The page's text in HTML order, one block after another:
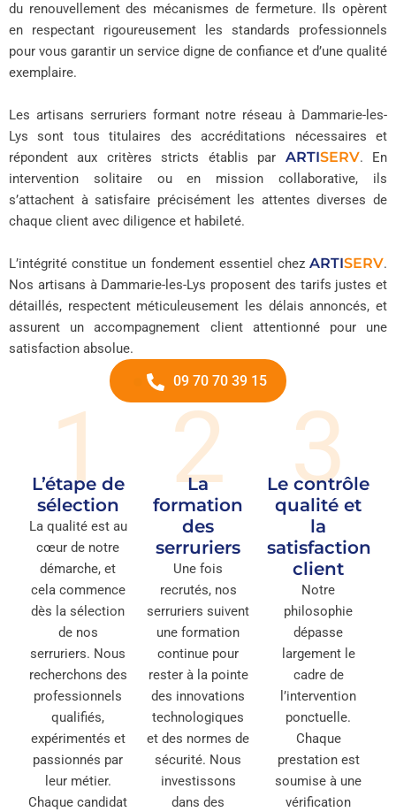
du renouvellement des mécanismes de fermeture. Ils opèrent
en respectant rigoureusement les standards professionnels
pour vous garantir un service digne de confiance et d’une qualité
exemplaire.
Les artisans serruriers formant notre réseau à Dammarie-les-
Lys sont tous titulaires des accréditations nécessaires et
répondent aux critères stricts établis par ARTISERV. En
intervention solitaire ou en mission collaborative, ils
s’attachent à satisfaire précisément les attentes diverses de
chaque client avec diligence et habileté.
L’intégrité constitue un fondement essentiel chez ARTISERV.
Nos artisans à Dammarie-les-Lys proposent des tarifs justes et
détaillés, respectent méticuleusement les délais annoncés, et
assurent un accompagnement client attentionné pour une
satisfaction absolue.
09 70 70 39 15
1
L’étape de
sélection
La qualité est au
cœur de notre
démarche, et
cela commence
dès la sélection
de nos
serruriers. Nous
recherchons des
professionnels
qualifiés,
expérimentés et
passionnés par
leur métier.
Chaque candidat
2
La
formation
des
serruriers
Une fois
recrutés, nos
serruriers suivent
une formation
continue pour
rester à la pointe
des innovations
technologiques
et des normes de
sécurité. Nous
investissons
dans des
3
Le contrôle
qualité et
la
satisfaction
client
Notre
philosophie
dépasse
largement le
cadre de
l’intervention
ponctuelle.
Chaque
prestation est
soumise à une
vérification